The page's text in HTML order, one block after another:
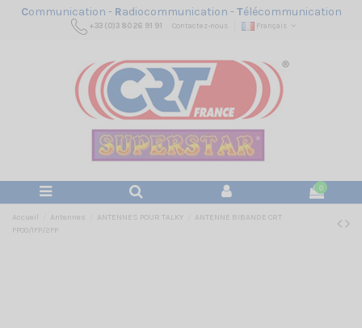
Communication - Radiocommunication -Télécommunication
+33 (0)3 80 26 91 91 Contactez-nous Français
0
Accueil Antennes ANTENNES POUR TALKY
ANTENNE BIBANDE CRT
FP00/1FP/2FP